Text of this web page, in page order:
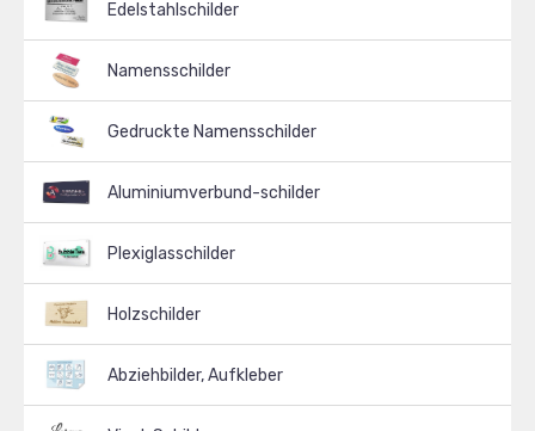
Edelstahlschilder
Namensschilder
Gedruckte Namensschilder
Aluminiumverbund-schilder
Plexiglasschilder
Holzschilder
Abziehbilder, Aufkleber